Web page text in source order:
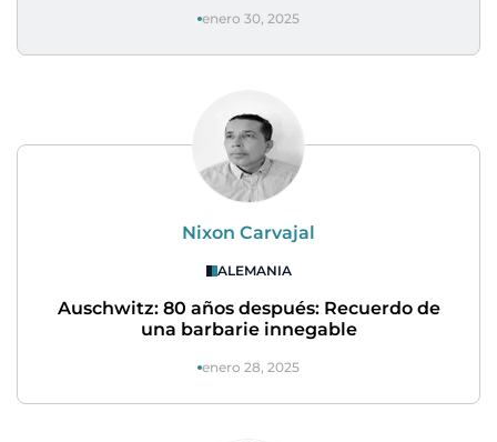
enero 30, 2025
Nixon Carvajal
ALEMANIA
Auschwitz: 80 años después: Recuerdo de
una barbarie innegable
enero 28, 2025